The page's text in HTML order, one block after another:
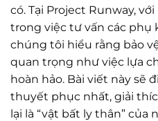
có. Tại Project Runway,
trong việc tư vấn các phụ
chúng tôi hiểu rằng bảo
quan trọng như việc lựa
hoàn hảo. Bài viết này sẽ
thuyết phục nhất, giải
lại là “vật bất ly thân”